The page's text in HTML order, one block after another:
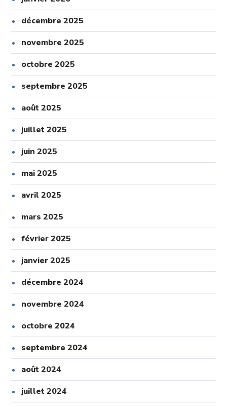
décembre 2025
novembre 2025
octobre 2025
septembre 2025
août 2025
juillet 2025
juin 2025
mai 2025
avril 2025
mars 2025
février 2025
janvier 2025
décembre 2024
novembre 2024
octobre 2024
septembre 2024
août 2024
juillet 2024